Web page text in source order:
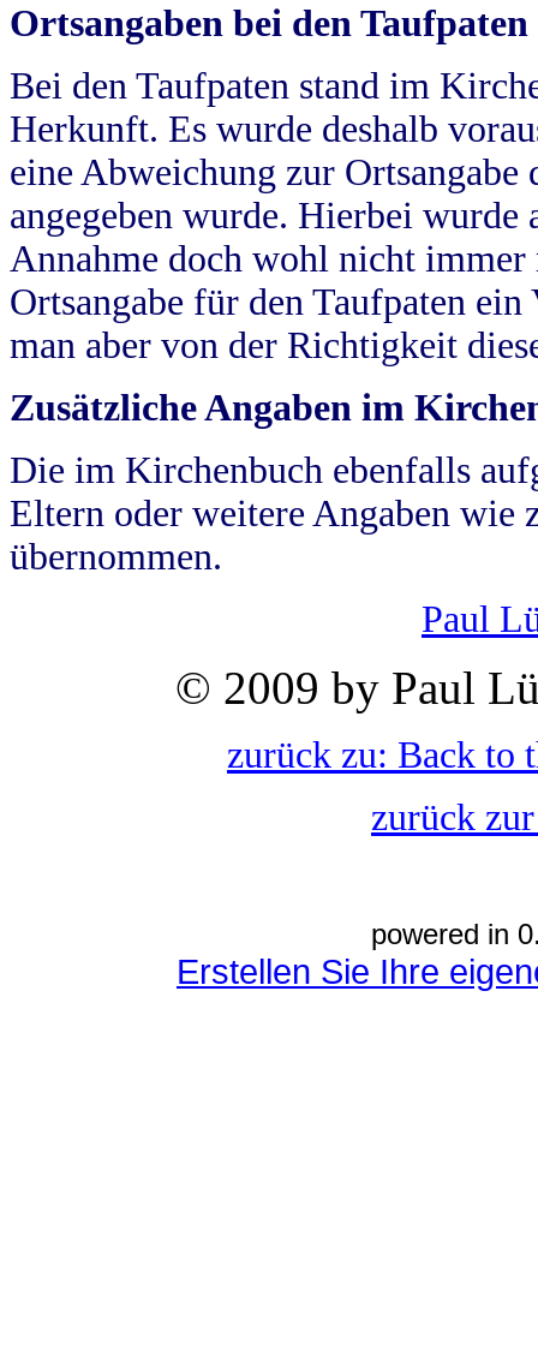
Ortsangaben bei den Taufpaten
Bei den Taufpaten stand im
Herkunft. Es wurde deshalb
eine Abweichung zur
angegeben wurde. Hierbei wurde
Annahme doch wohl nicht
Ortsangabe für den Taufpaten
man aber von der Richtigkeit
Zusätzliche Angaben im
Die im Kirchenbuch ebenfalls
Eltern oder weitere Angaben wie
übernommen.
Paul
© 2009 by Paul
zurück zu: Back to
zurück
powered in
Erstellen Sie Ihre